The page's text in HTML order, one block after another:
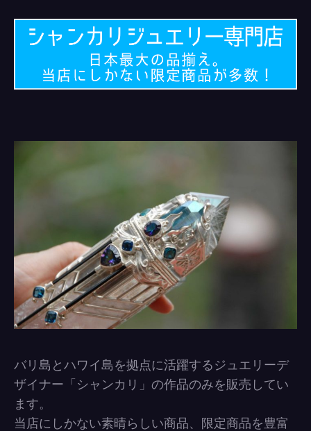
バリ島とハワイ島を拠点に活躍するジュエリーデ
ザイナー「シャンカリ」の作品のみを販売してい
ます。
当店にしかない素晴らしい商品、限定商品を豊富